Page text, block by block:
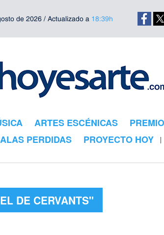
de 2026 / Actualizado a 18:39h
ARTES ESCÉNICAS
PERDIDAS
PROYECTO HOY
DE CERVANTS"